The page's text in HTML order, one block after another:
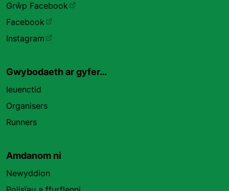
Grŵp Facebook
Facebook
Instagram
Gwybodaeth ar gyfer…
Ieuenctid
Organisers
Runners
Amdanom ni
Newyddion